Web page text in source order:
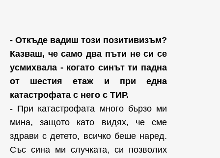
- Откъде вадиш този позитивизъм?
Казваш, че само два пъти не си се
усмихвала - когато синът ти падна
от шестия етаж и при една
катастрофата с него с ТИР.
- При катастрофата много бързо ми
мина, защото като видях, че сме
здрави с детето, всичко беше наред.
Със сина ми случката, си позволих